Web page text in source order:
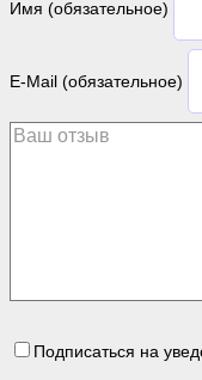
Имя (обязательное)
E-Mail (обязательное)
Подписаться на